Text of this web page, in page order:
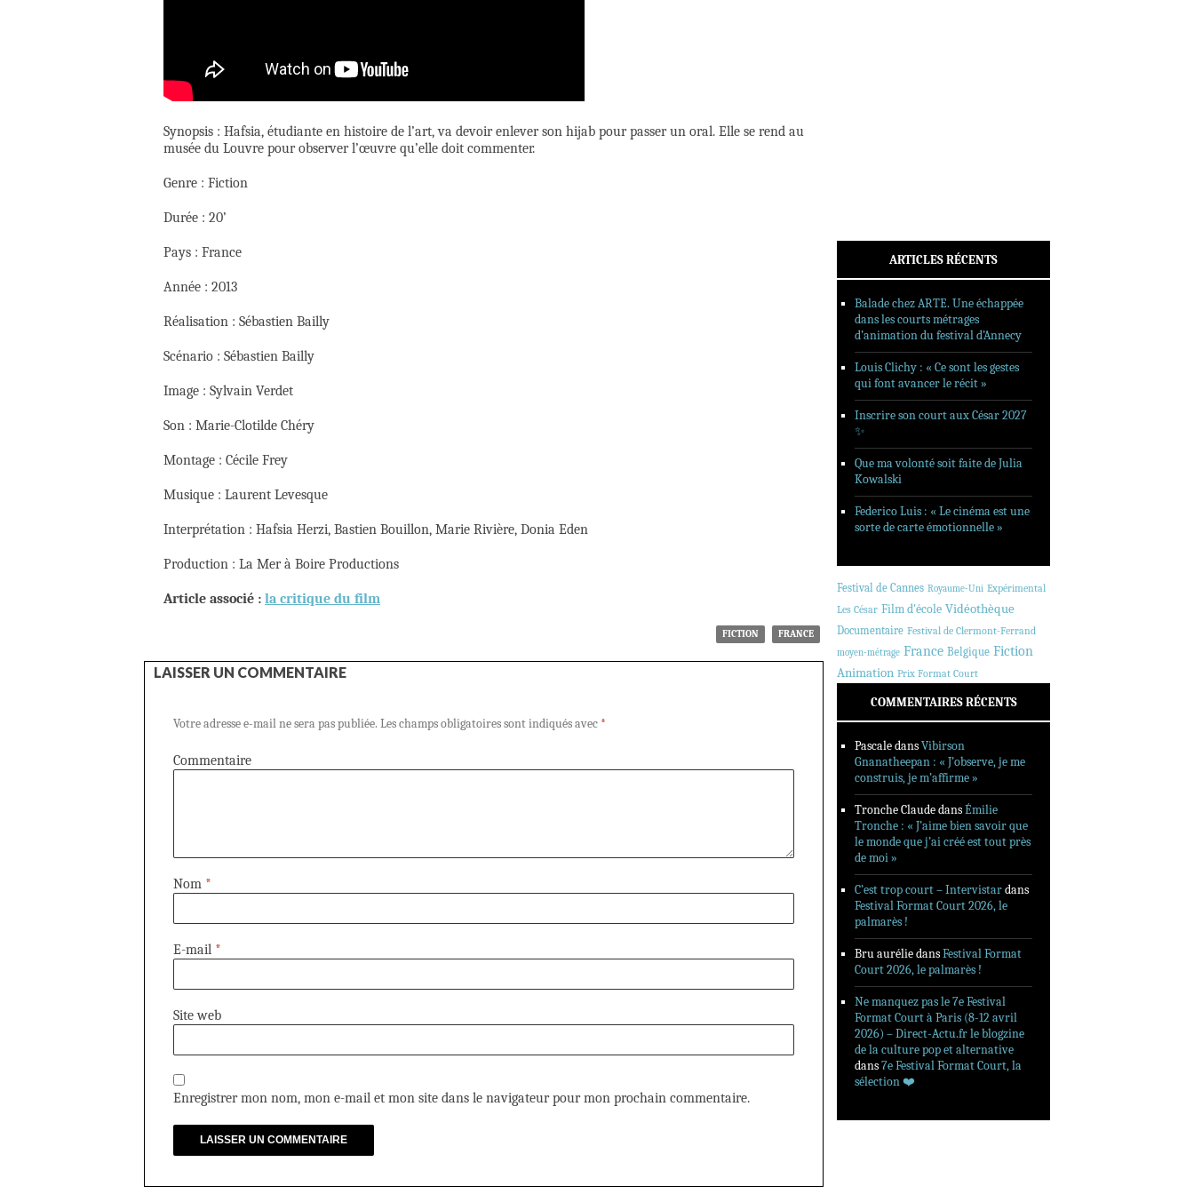
Synopsis : Hafsia, étudiante en histoire de l’art, va devoir enlever son hijab pour passer un oral. Elle se rend au
musée du Louvre pour observer l’œuvre qu’elle doit commenter.
Genre : Fiction
Durée : 20’
Pays : France
Année : 2013
Réalisation : Sébastien Bailly
Scénario : Sébastien Bailly
Image : Sylvain Verdet
Son : Marie-Clotilde Chéry
Montage : Cécile Frey
Musique : Laurent Levesque
Interprétation : Hafsia Herzi, Bastien Bouillon, Marie Rivière, Donia Eden
Production : La Mer à Boire Productions
Article associé : la critique du film
FICTION FRANCE
LAISSER UN COMMENTAIRE
Votre adresse e-mail ne sera pas publiée. Les champs obligatoires sont indiqués avec *
Commentaire
Nom *
E-mail *
Site web
Enregistrer mon nom, mon e-mail et mon site dans le navigateur pour mon prochain commentaire.
ARTICLES RÉCENTS
Balade chez ARTE. Une échappée
dans les courts métrages
d’animation du festival d’Annecy
Louis Clichy : « Ce sont les gestes
qui font avancer le récit »
Inscrire son court aux César 2027
✨
Que ma volonté soit faite de Julia
Kowalski
Federico Luis : « Le cinéma est une
sorte de carte émotionnelle »
Festival de Cannes Royaume-Uni Expérimental
Les César Film d'école Vidéothèque
Documentaire Festival de Clermont-Ferrand
moyen-métrage France Belgique Fiction
Animation Prix Format Court
COMMENTAIRES RÉCENTS
PascaledansVibirson
Gnanatheepan : « J’observe, je me
construis, je m’affirme »
Tronche ClaudedansÉmilie
Tronche : « J’aime bien savoir que
le monde que j’ai créé est tout près
de moi »
C’est trop court – Intervistardans
Festival Format Court 2026, le
palmarès !
Bru auréliedansFestival Format
Court 2026, le palmarès !
Ne manquez pas le 7e Festival
Format Court à Paris (8-12 avril
2026) – Direct-Actu.fr le blogzine
de la culture pop et alternative
dans7e Festival Format Court, la
sélection ❤️‍